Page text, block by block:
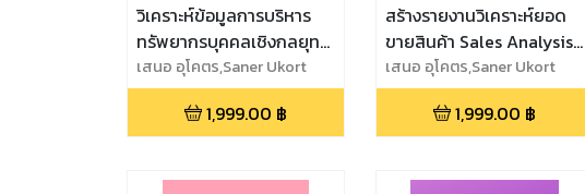
วิเคราะห์ข้อมูลการบริหาร
ทรัพยากรบุคคลเชิงกลยุทธ์
Strategic HR Dashboard
เสนอ อุโคตร,Saner Ukort
1,999.00 ฿
สร้างรายงานวิเคราะห์ยอด
ขายสินค้า Sales Analysis
Dashboard
เสนอ อุโคตร,Saner Ukort
1,999.00 ฿